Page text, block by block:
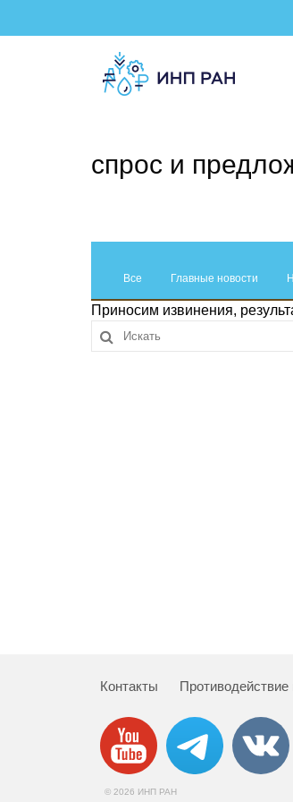
спрос и
Все Главные новости
Приносим извинения,
Контакты Противодействие
© 2026 ИНП РАН